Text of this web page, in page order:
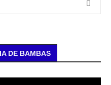
DE BAMBAS